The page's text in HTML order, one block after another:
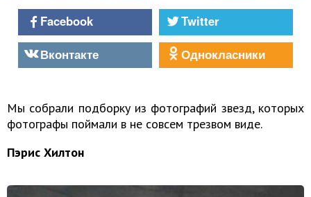
Facebook
Twitter
Вконтакте
Однокласники
Мы собрали подборку из фотографий звезд, которых
фотографы поймали в не совсем трезвом виде.
Пэрис Хилтон